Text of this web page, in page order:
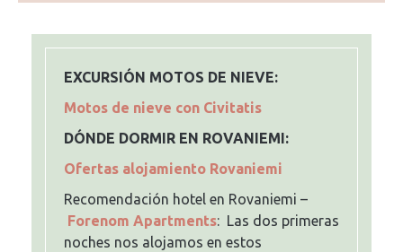
EXCURSIÓN MOTOS DE NIEVE:
Motos de nieve con Civitatis
DÓNDE DORMIR EN ROVANIEMI:
Ofertas alojamiento Rovaniemi
Recomendación hotel en Rovaniemi –
Forenom Apartments: Las dos primeras
noches nos alojamos en estos